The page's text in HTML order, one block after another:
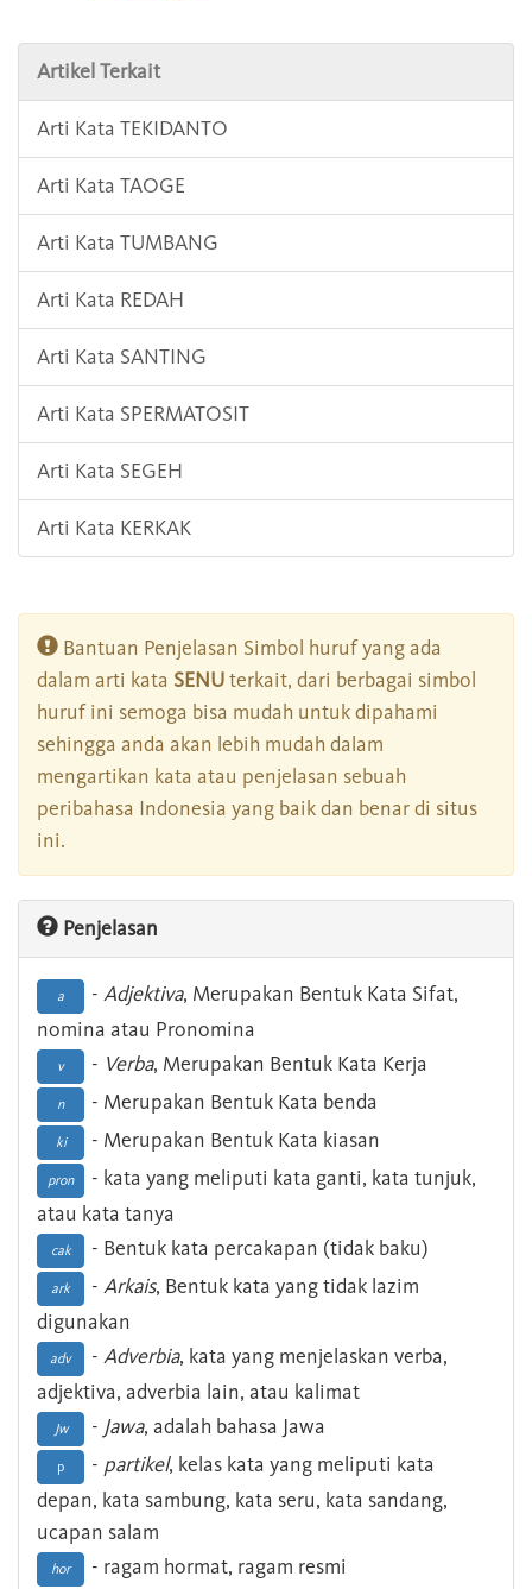
Artikel Terkait
Arti Kata TEKIDANTO
Arti Kata TAOGE
Arti Kata TUMBANG
Arti Kata REDAH
Arti Kata SANTING
Arti Kata SPERMATOSIT
Arti Kata SEGEH
Arti Kata KERKAK
Bantuan Penjelasan Simbol huruf yang ada
dalam arti kata SENUterkait, dari berbagai simbol
huruf ini semoga bisa mudah untuk dipahami
sehingga anda akan lebih mudah dalam
mengartikan kata atau penjelasan sebuah
peribahasa Indonesia yang baik dan benar di situs
ini.
Penjelasan
a - Adjektiva, Merupakan Bentuk Kata Sifat,
nomina atau Pronomina
v - Verba, Merupakan Bentuk Kata Kerja
n - Merupakan Bentuk Kata benda
ki - Merupakan Bentuk Kata kiasan
pron
- kata yang meliputi kata ganti, kata tunjuk,
atau kata tanya
cak - Bentuk kata percakapan (tidak baku)
ark - Arkais, Bentuk kata yang tidak lazim
digunakan
adv - Adverbia, kata yang menjelaskan verba,
adjektiva, adverbia lain, atau kalimat
Jw - Jawa, adalah bahasa Jawa
p - partikel, kelas kata yang meliputi kata
depan, kata sambung, kata seru, kata sandang,
ucapan salam
hor - ragam hormat, ragam resmi